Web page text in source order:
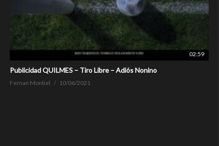
02:59
Publicidad QUILMES – Tiro Libre – Adiós Nonino
Fernan Montiel 10/06/2021